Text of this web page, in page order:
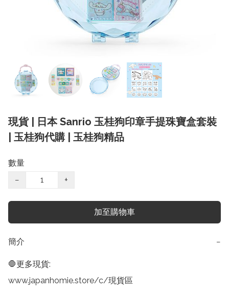
現貨 | 日本 Sanrio 玉桂狗印章手提珠寶盒套裝
| 玉桂狗代購 | 玉桂狗精品
數量
−
+
加至購物車
簡介 −
🛑更多現貨:
www.japanhomie.store/c/現貨區